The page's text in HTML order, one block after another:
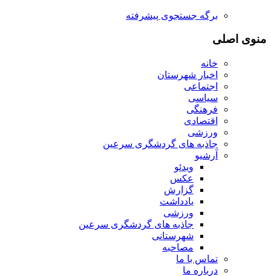
برگه جستجوی پیشرفته
منوی اصلی
خانه
اخبار شهرستان
اجتماعی
سیاسی
فرهنگی
اقتصادی
ورزشی
جاذبه های گردشگری سرعین
آرشیو
ویدئو
عکس
گزارش
یادداشت
ورزشی
جاذبه های گردشگری سرعین
شهرستانی
مصاحبه
تماس با ما
درباره ما